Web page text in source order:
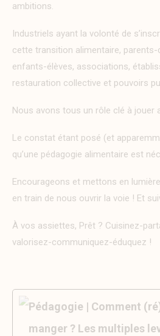
ambitions.
Industriels ayant la volonté de
cette transition alimentaire,
enfants-élèves, associations,
restauration collective et pouvoirs
Nous avons tous un rôle clé à jouer
Le constat étant posé (et
qu’une pédagogie alimentaire est
Encourageons et mettons en
en train de nous ouvrir la voie ! Et
À vos assiettes, Prêt ? Cuisinez-
valorisez-communiquez-éduquez !
Pédagogie | Comment
manger ? Les multiples